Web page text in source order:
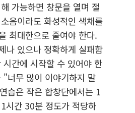
가능하면 창문을 열며 절
음이라도 화성적인 색채를
최대한으로 줄여야 한다.
나 있으나 정확하게 실패함
간에 시작할 수 있어야 한
너무 많이 이야기하지 말
습은 작은 합창단에서는 1
시간 30분 정도가 적당하